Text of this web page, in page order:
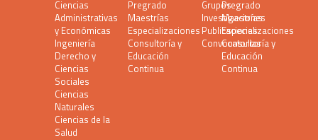
Ciencias
Administrativas
y Económicas
Ingeniería
Derecho y
Ciencias
Sociales
Ciencias
Naturales
Ciencias de la
Salud
Pregrado
Maestrías
Especializaciones
Consultoría y
Educación
Continua
Grupos
Investigaciones
Publicaciones
Convocatorias
Pregrado
Maestrías
Especializaciones
Consultoría y
Educación
Continua